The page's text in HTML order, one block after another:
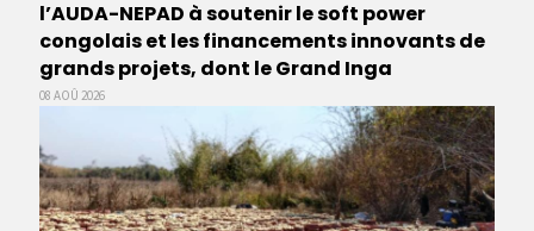
l’AUDA-NEPAD à soutenir le soft power
congolais et les financements innovants de
grands projets, dont le Grand Inga
08 AOÛ 2026